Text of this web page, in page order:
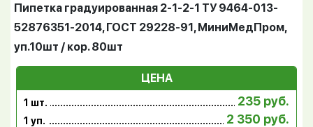
Пипетка градуированная 2-1-2-1 ТУ 9464-013-
52876351-2014, ГОСТ 29228-91, МиниМедПром,
уп.10шт / кор. 80шт
ЦЕНА
1 шт. 235 руб.
1 уп. 2 350 руб.